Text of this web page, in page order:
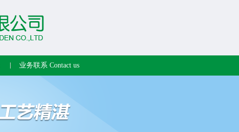
业务联系 Contact us